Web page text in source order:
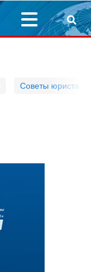
Советы юриста